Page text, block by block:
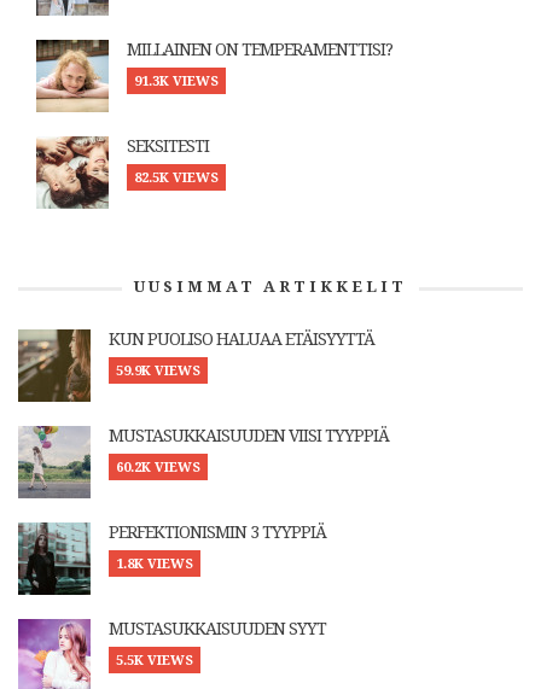
MILLAINEN ON TEMPERAMENTTISI?
91.3K VIEWS
SEKSITESTI
82.5K VIEWS
UUSIMMAT ARTIKKELIT
KUN PUOLISO HALUAA ETÄISYYTTÄ
59.9K VIEWS
MUSTASUKKAISUUDEN VIISI TYYPPIÄ
60.2K VIEWS
PERFEKTIONISMIN 3 TYYPPIÄ
1.8K VIEWS
MUSTASUKKAISUUDEN SYYT
5.5K VIEWS